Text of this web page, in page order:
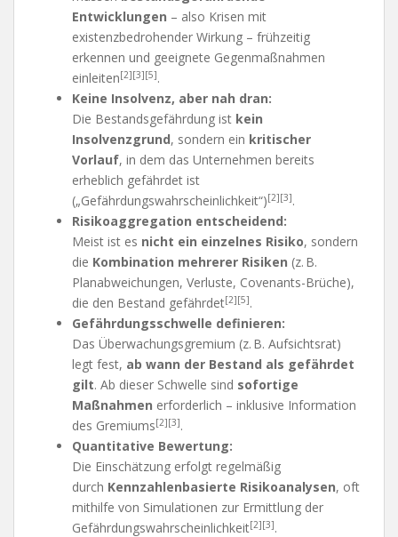
Entwicklungen – also Krisen mit
existenzbedrohender Wirkung – frühzeitig
erkennen und geeignete Gegenmaßnahmen
einleiten[2][3][5].
Keine Insolvenz, aber nah dran:
Die Bestandsgefährdung ist kein
Insolvenzgrund, sondern ein kritischer
Vorlauf, in dem das Unternehmen bereits
erheblich gefährdet ist
(„Gefährdungswahrscheinlichkeit“)[2][3].
Risikoaggregation entscheidend:
Meist ist es nicht ein einzelnes Risiko, sondern
die Kombination mehrerer Risiken (z. B.
Planabweichungen, Verluste, Covenants-Brüche),
die den Bestand gefährdet[2][5].
Gefährdungsschwelle definieren:
Das Überwachungsgremium (z. B. Aufsichtsrat)
legt fest, ab wann der Bestand als gefährdet
gilt. Ab dieser Schwelle sind sofortige
Maßnahmen erforderlich – inklusive Information
des Gremiums[2][3].
Quantitative Bewertung:
Die Einschätzung erfolgt regelmäßig
durch Kennzahlenbasierte Risikoanalysen, oft
mithilfe von Simulationen zur Ermittlung der
Gefährdungswahrscheinlichkeit[2][3].